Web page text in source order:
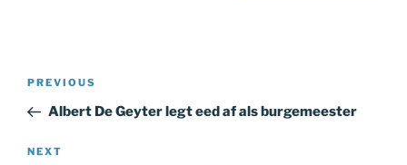
Post
Previous
Post
PREVIOUS
Albert De Geyter legt eed af als burgemeester
Next
NEXT